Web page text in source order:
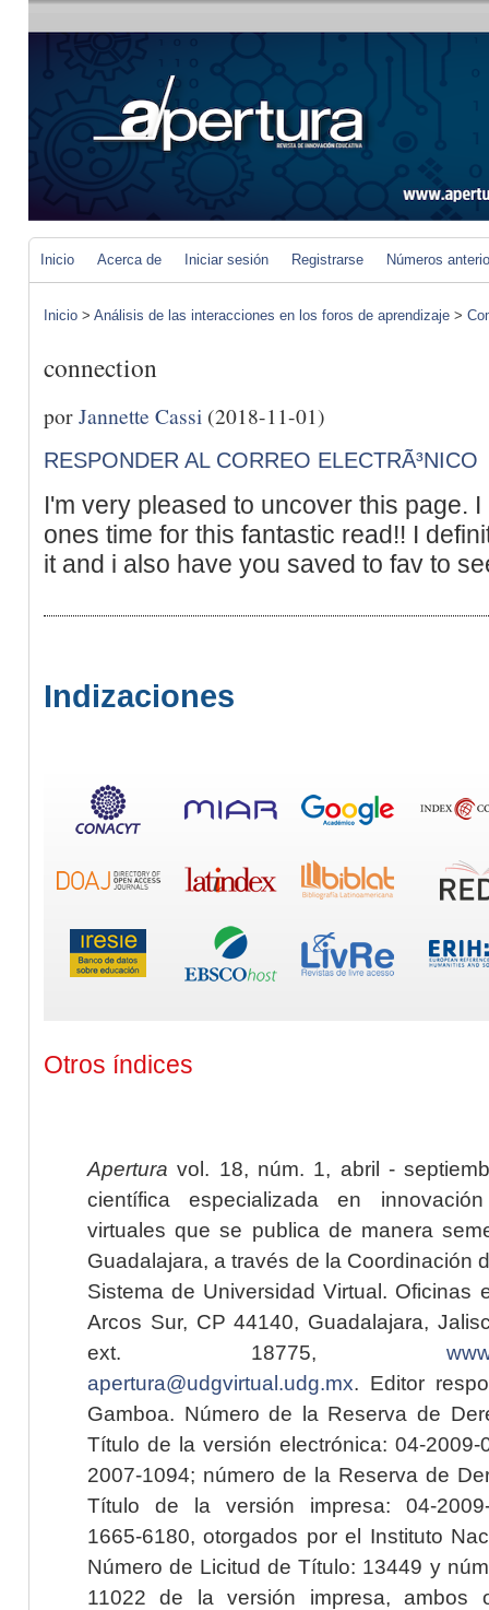
Inicio Acerca de Iniciar sesión Registrarse Números
Inicio > Análisis de las interacciones en los foros de aprendizaje >
connection
porJannette Cassi (2018-11-01)
RESPONDER AL CORREO ELECTRÃ³NICO
I'm very pleased to uncover this page.
ones time for this fantastic read!! I
it and i also have you saved to fav to
Indizaciones
Otros índices
Apertura vol. 18, núm. 1, abril -
científica especializada en
virtuales que se publica de manera
Guadalajara, a través de la Coordinación
Sistema de Universidad Virtual. Oficinas
Arcos Sur, CP 44140, Guadalajara,
ext. 18775,
apertura@udgvirtual.udg.mx. Editor
Gamboa. Número de la Reserva de
Título de la versión electrónica: 04-2009-
2007-1094; número de la Reserva de
Título de la versión impresa: 04-2009-
1665-6180, otorgados por el Instituto
Número de Licitud de Título: 13449 y
11022 de la versión impresa, ambos